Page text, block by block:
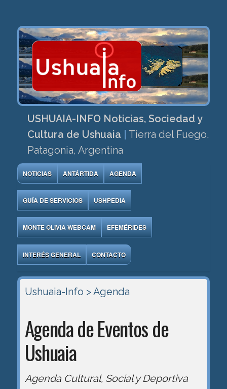
USHUAIA-INFO Noticias, Sociedad y
Cultura de Ushuaia
Tierra del Fuego,
Patagonia, Argentina
NOTICIAS ANTÁRTIDA AGENDA
GUÍA DE SERVICIOS USHPEDIA
MONTE OLIVIA WEBCAM EFEMÉRIDES
INTERÉS GENERAL CONTACTO
Ushuaia-Info > Agenda
Agenda de Eventos de
Ushuaia
Agenda Cultural, Social y Deportiva